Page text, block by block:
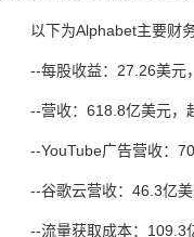
以下为Alphabet主要财
--每股收益：27.26美元
--营收：618.8亿美元，
--YouTube广告营收：
--谷歌云营收：46.3亿
--流量获取成本：109.3